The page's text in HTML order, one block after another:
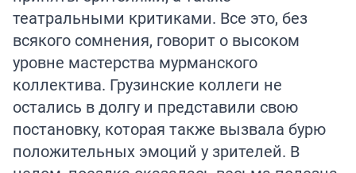
театральными критиками. Все это, без
всякого сомнения, говорит о высоком
уровне мастерства мурманского
коллектива. Грузинские коллеги не
остались в долгу и представили свою
постановку, которая также вызвала бурю
положительных эмоций у зрителей. В